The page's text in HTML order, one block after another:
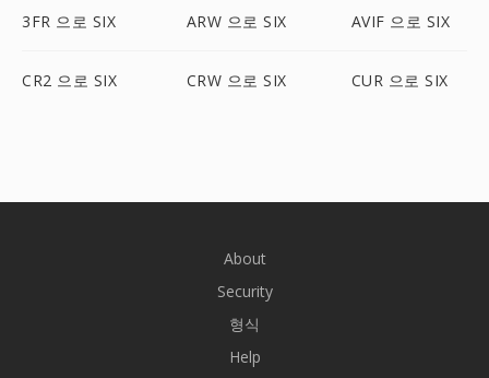
3FR 으로 SIX ARW 으로 SIX AVIF 으로 SIX
CR2 으로 SIX CRW 으로 SIX CUR 으로 SIX
About
Security
형식
Help